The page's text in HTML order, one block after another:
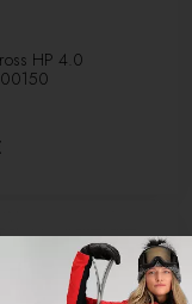
HP 4.0